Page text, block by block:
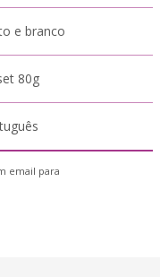
e branco
80g
email para